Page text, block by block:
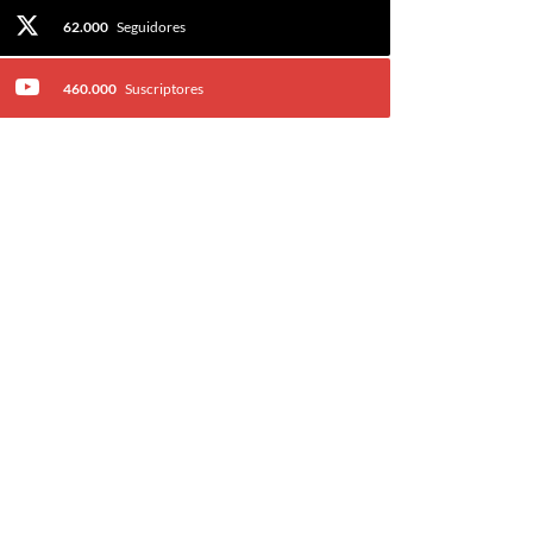
62.000 Seguidores
460.000 Suscriptores